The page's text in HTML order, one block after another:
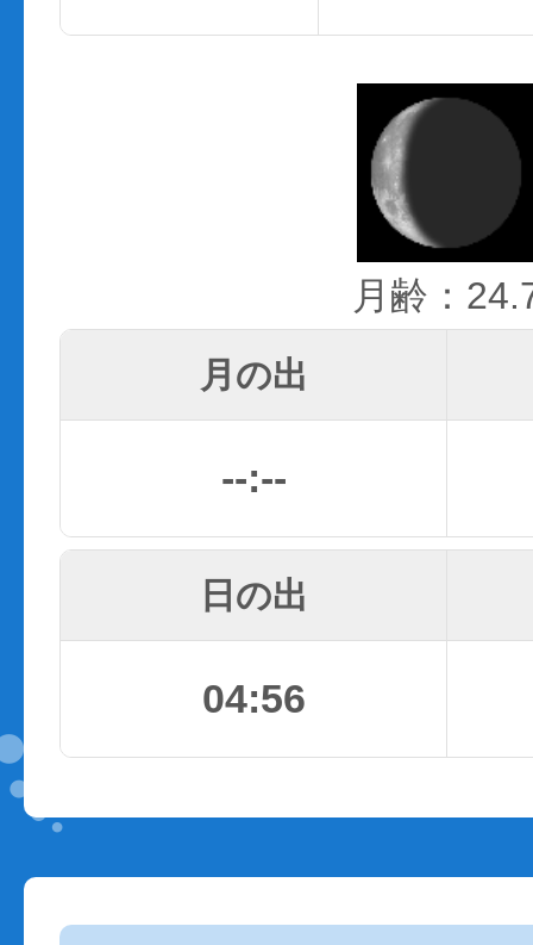
月齢：
月の出
--:--
日の出
04:56